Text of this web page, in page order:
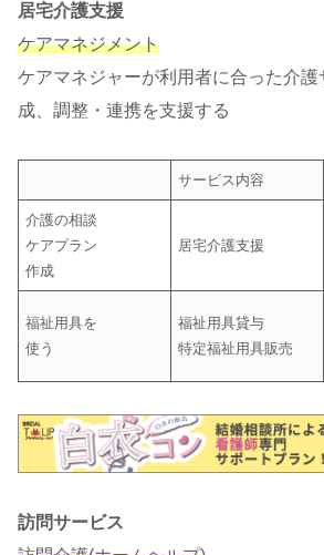
居宅介護支援
ケアマネジメント
ケアマネジャーが利用者に合った介
成、調整・連携を支援する
サービス内容
介護の相談
ケアプラン
作成
居宅介護支援
福祉用具を
使う
福祉用具貸与
特定福祉用具販売
訪問サービス